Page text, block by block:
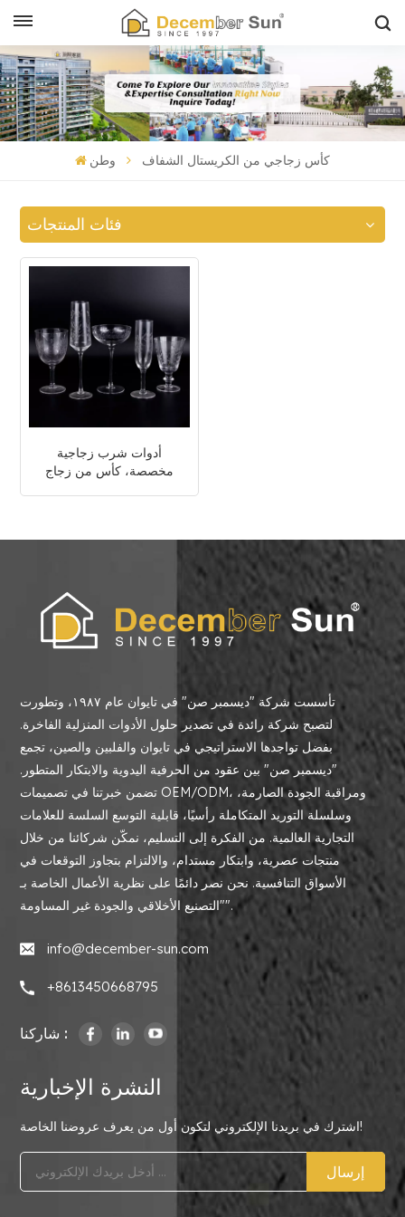
وطن كأس زجاجي من الكريستال الشفاف
فئات المنتجات
أدوات شرب زجاجية
مخصصة، كأس من زجاج
تأسست شركة "ديسمبر صن" في تايوان عام ١٩٨٧، وتطورت
لتصبح شركة رائدة في تصدير حلول الأدوات المنزلية الفاخرة.
بفضل تواجدها الاستراتيجي في تايوان والفلبين والصين، تجمع
"ديسمبر صن" بين عقود من الحرفية اليدوية والابتكار المتطور.
تضمن خبرتنا في تصميمات OEM/ODM، ومراقبة الجودة الصارمة،
وسلسلة التوريد المتكاملة رأسيًا، قابلية التوسع السلسة للعلامات
التجارية العالمية. من الفكرة إلى التسليم، نمكّن شركائنا من خلال
منتجات عصرية، وابتكار مستدام، والالتزام بتجاوز التوقعات في
الأسواق التنافسية. نحن نصر دائمًا على نظرية الأعمال الخاصة بـ
"التصنيع الأخلاقي والجودة غير المساومة".
info@december-sun.com
+8613450668795
شاركنا :
النشرة الإخبارية
اشترك في بريدنا الإلكتروني لتكون أول من يعرف عروضنا الخاصة!
إرسال